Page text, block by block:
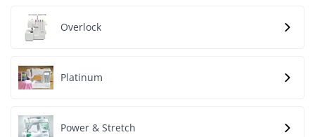
Overlock
Platinum
Power & Stretch